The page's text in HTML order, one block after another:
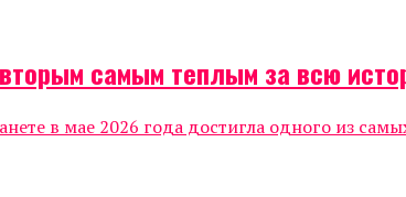
самым теплым за всю
в мае 2026 года достигла одного из